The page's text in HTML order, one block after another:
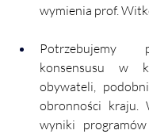
wymienia prof.
Potrzebujemy
konsensusu w
obywateli,
obronności kraju.
wyniki